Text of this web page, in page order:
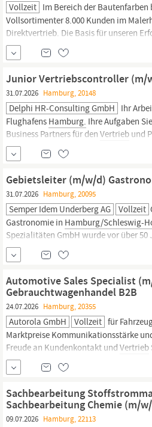
Vollzeit Im Bereich der
Vollsortimenter 8.000 Kunden im
Direktvertrieb. Die Basis für unseren
Mitarbeiterinnen und Mitarbeiter.
übernehmen, Gestaltungsspielraum
Lösungen von morgen mit uns
Sie Teil unseresVertriebsteamsin
Junior Vertriebscontroller (m/
31.07.2026 Hamburg, 20148
Delphi HR-Consulting GmbH Ihr
Flughafens Hamburg. Ihre Aufgaben
Business Partners für den Vertrieb und
hinein und unterstützen diese
betriebswirtschaftlichen
Performance der Gesellschafter sowie
Gebietsleiter (m/w/d)
31.07.2026 Hamburg, 20095
Semper Idem Underberg AG Vollzeit
Gastronomie in Hamburg/Schleswig-
Spezialitäten GmbH wurde vor über 50
Underberg gegründet. Der
Mission ab, den deutschlandweiten
eigenen Marken sowie internationalen
zu vereinen.
Automotive Sales Specialist
Gebrauchtwagenhandel B2B
24.07.2026 Hamburg, 20355
Autorola GmbH Vollzeit für
Marktpreise Kommunikationsstärke
Freude an Kundenkontakt und Vertrieb
eigenverantwortliche Arbeitsweise Sehr
Gute Englischkenntnisse Warum
Entscheidungswege Hybrides
Sachbearbeitung
Sachbearbeitung Chemie (m/
09.07.2026 Hamburg, 22113